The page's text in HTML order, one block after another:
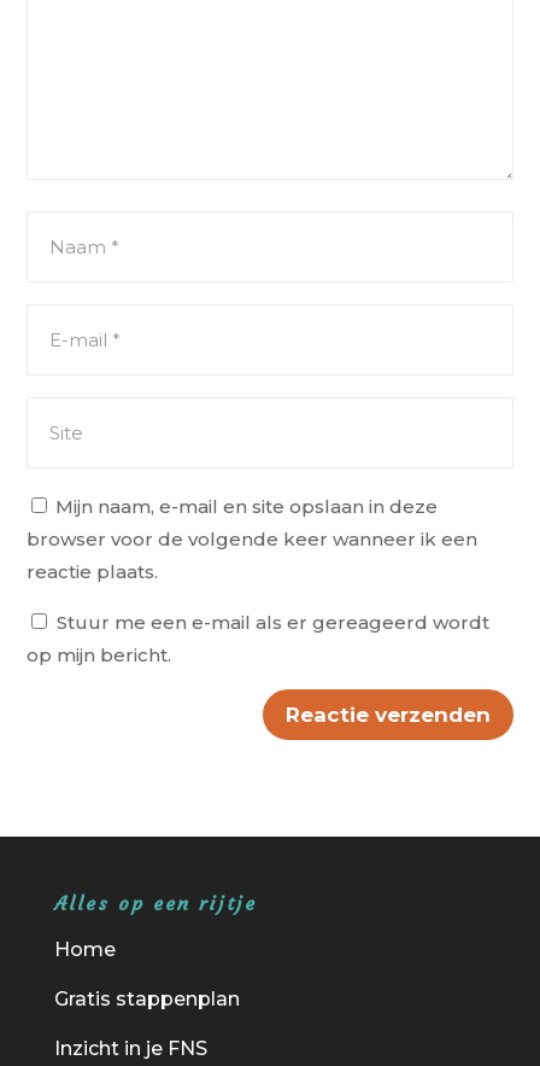
Mijn naam, e-mail en site opslaan in deze
browser voor de volgende keer wanneer ik een
reactie plaats.
Stuur me een e-mail als er gereageerd wordt
op mijn bericht.
Reactie verzenden
Alles op een rijtje
Home
Gratis stappenplan
Inzicht in je FNS